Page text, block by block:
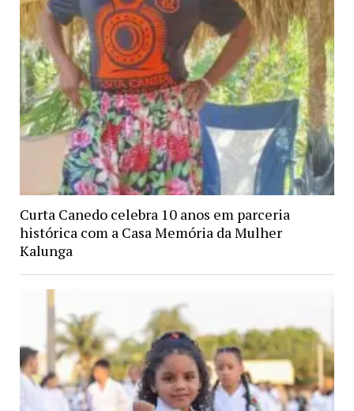
Curta Canedo celebra 10 anos em parceria
histórica com a Casa Memória da Mulher
Kalunga